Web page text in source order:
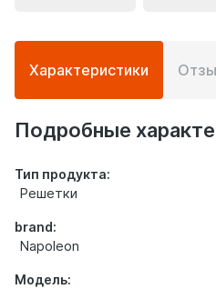
Подробная
информация
о
товаре
Характеристики
Подробные
Тип продукта:
Решетки
brand:
Napoleon
Модель: